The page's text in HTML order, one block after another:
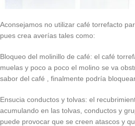
Aconsejamos no utilizar café torrefacto
pues crea averías tales como:
Bloqueo del molinillo de café: el café
muelas y poco a poco el molino se va
sabor del café , finalmente podría
Ensucia conductos y tolvas: el
acumulando en las tolvas, conductos y
puede provocar que se creen atascos y